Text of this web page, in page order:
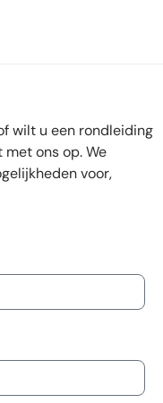
wilt u een rondleiding
ons op. We
voor,